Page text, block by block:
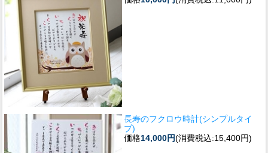
長寿のフクロウ時計(シンプルタイ
プ)
価格14,000円(消費税込:15,400円)